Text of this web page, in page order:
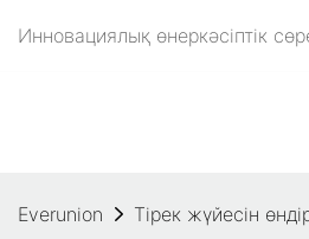
Инновациялық өнеркәсіптік
Everunion Тірек жүйесін